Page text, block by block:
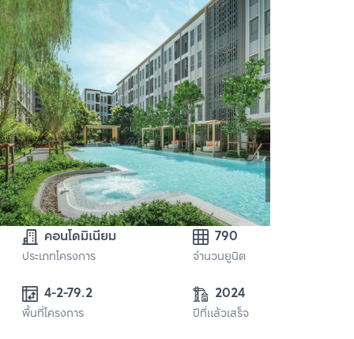
คอนโดมิเนียม
ประเภทโครงการ
790
จำนวนยูนิต
4-2-79.2
พื้นที่โครงการ
2024
ปีที่แล้วเสร็จ